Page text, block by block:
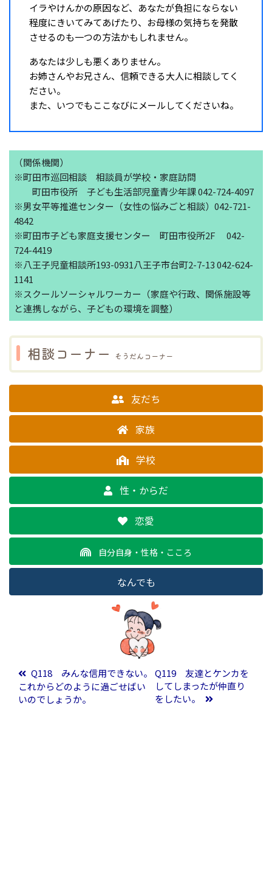
イラやけんかの原因など、あなたが負担にならない
程度にきいてみてあげたり、お母様の気持ちを発散
させるのも一つの方法かもしれません。
あなたは少しも悪くありません。
お姉さんやお兄さん、信頼できる大人に相談してく
ださい。
また、いつでもここなびにメールしてくださいね。
（関係機関）
※町田市巡回相談 相談員が学校・家庭訪問
町田市役所 子ども生活部児童青少年課 042-724-4097
※男女平等推進センター（女性の悩みごと相談）042-721-
4842
※町田市子ども家庭支援センター 町田市役所2F 042-
724-4419
※八王子児童相談所193-0931八王子市台町2-7-13 042-624-
1141
※スクールソーシャルワーカー（家庭や行政、関係施設等
と連携しながら、子どもの環境を調整）
相談コーナー そうだんコーナー
友だち
家族
学校
性・からだ
恋愛
自分自身・性格・こころ
なんでも
投稿ナビゲーション
Q118 みんな信用できない。
これからどのように過ごせばい
いのでしょうか。
Q119 友達とケンカを
してしまったが仲直り
をしたい。